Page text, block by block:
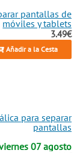
pantallas de
móviles y tablets
3.49€
Añadir a la Cesta
para separar
pantallas
07 agosto